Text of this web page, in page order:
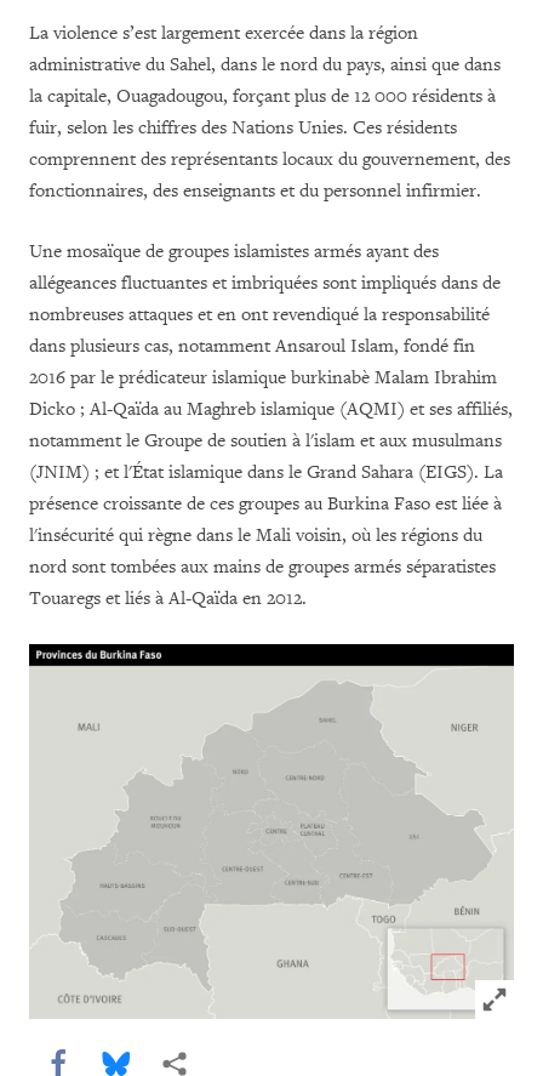
La violence s’est largement exercée dans la région
administrative du Sahel, dans le nord du pays, ainsi que dans
la capitale, Ouagadougou, forçant plus de 12 000 résidents à
fuir, selon les chiffres des Nations Unies. Ces résidents
comprennent des représentants locaux du gouvernement, des
fonctionnaires, des enseignants et du personnel infirmier.
Une mosaïque de groupes islamistes armés ayant des
allégeances fluctuantes et imbriquées sont impliqués dans de
nombreuses attaques et en ont revendiqué la responsabilité
dans plusieurs cas, notamment Ansaroul Islam, fondé fin
2016 par le prédicateur islamique burkinabè Malam Ibrahim
Dicko ; Al-Qaïda au Maghreb islamique (AQMI) et ses affiliés,
notamment le Groupe de soutien à l'islam et aux musulmans
(JNIM) ; et l'État islamique dans le Grand Sahara (EIGS). La
présence croissante de ces groupes au Burkina Faso est liée à
l'insécurité qui règne dans le Mali voisin, où les régions du
nord sont tombées aux mains de groupes armés séparatistes
Touaregs et liés à Al-Qaïda en 2012.
Click to
Share this via Facebook
Share this via Bluesky
Share this via Partagez